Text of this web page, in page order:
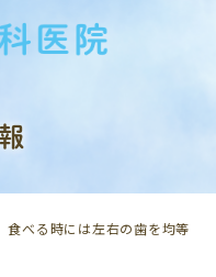
べる時には左右の歯を均等